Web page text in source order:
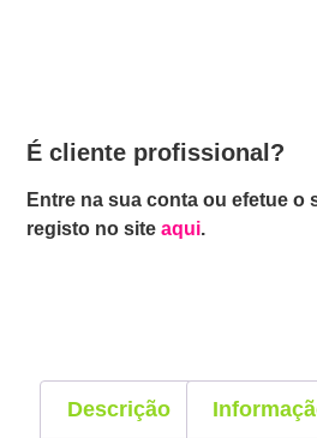
É cliente profissional?
Entre na sua conta ou efetue o
registo no siteaqui.
Descrição